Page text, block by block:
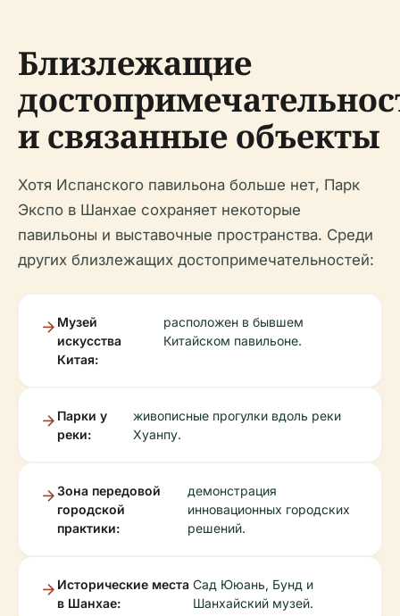
Близлежащие
и связанные объекты
Хотя Испанского павильона больше нет, Парк
Экспо в Шанхае сохраняет некоторые
павильоны и выставочные пространства. Среди
других близлежащих достопримечательностей:
Музей
искусства
Китая:
расположен в бывшем
Китайском павильоне.
Парки у
реки:
живописные прогулки вдоль реки
Хуанпу.
Зона передовой
городской
практики:
демонстрация
инновационных городских
решений.
Исторические места
в Шанхае:
Сад Ююань, Бунд и
Шанхайский музей.